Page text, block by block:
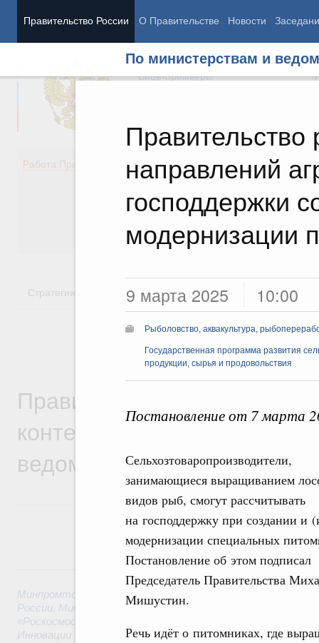
Правительство России О Правительстве Новости
По министерствам и
направлений
господдержки
модернизации
9 марта 2025 10:00
Рыболовство, аквакультура,
Государственная программа развития
продукции, сырья и продовольствия
Постановление от 7 марта
Сельхозтоваропроизводители,
занимающиеся выращиванием
видов рыб, смогут рассчитывать
на господдержку при создании и
модернизации специальных
Постановление об этом подписал
Председатель Правительства
Мишустин.
Речь идёт о питомниках, где
Председатель Правительства
Вице-премьеры
Работа Правительства
Демография
Здоровье
Культура
Государство
Стратегии Государственные программы
Правительственная
контексте работы
ведомств
6 августа, четверг
Минпромторг России, Минфин России
России Минсельхоз России,Минэнерго России
«Роскосмос»
Инновации